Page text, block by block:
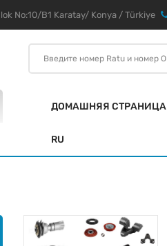
No:10/B1 Karatay/ Konya / Türkiye
ДОМАШНЯЯ СТРАНИЦА
RU